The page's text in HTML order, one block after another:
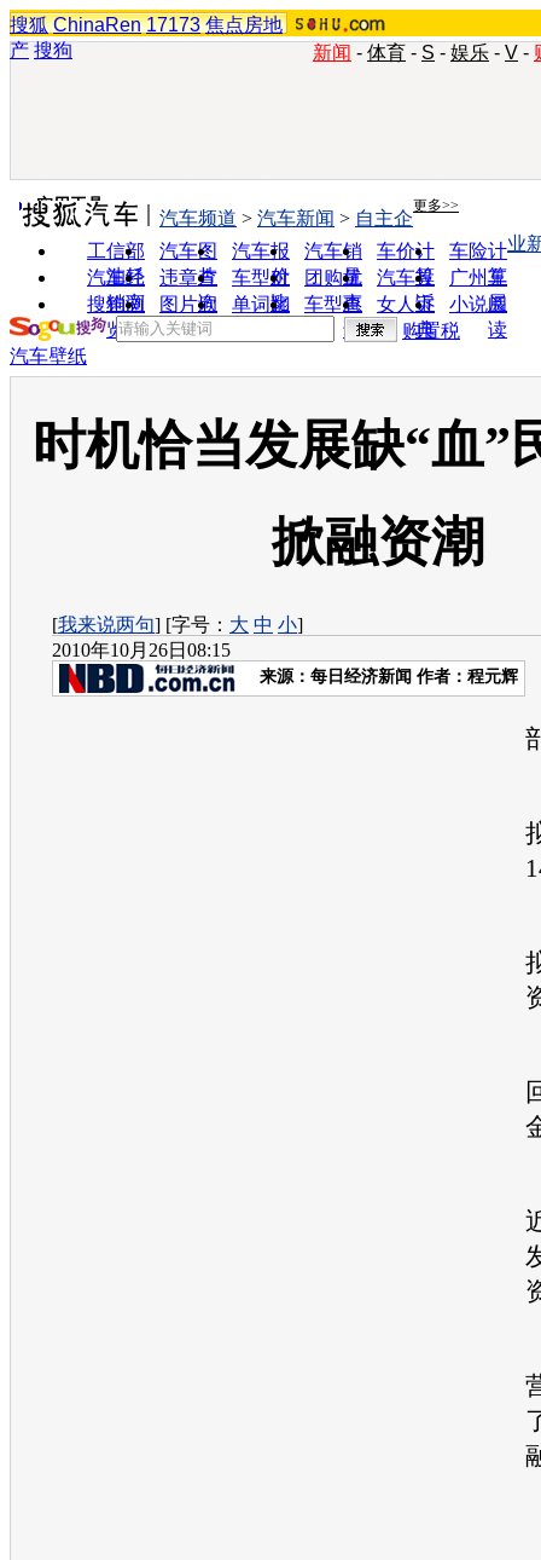
搜狐 ChinaRen 17173 焦点房地
产 搜狗 新闻 - 体育 - S - 娱乐 - V -
实用工具 更多>>
工信部
油耗
汽车图
片
汽车报
价
汽车销
量
车价计
算
车险计
算
汽车经
销商
违章查
询
车型对
比
团购优
惠
汽车投
诉
广州车
展
搜狗浏
览器
图片欣
赏
单词翻
车型查
询
女人宝
典
小说阅
读
汽车频道 > 汽车新闻 > 自主企
业
购置税
汽车壁纸
时机恰当发展缺“血”
掀融资潮
[我来说两句] [字号： 大 中 小]
2010年10月26日08:15
来源： 每日经济新闻 作者：程元辉